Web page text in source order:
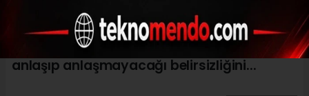
DG Sivasspor'la sözleşmesi sona eren
Nijeryalı forvet oyuncusu Olarenwaju
Kayode'nin yeniden kırmızı-beyazlı takımla
anlaşıp anlaşmayacağı belirsizliğini...